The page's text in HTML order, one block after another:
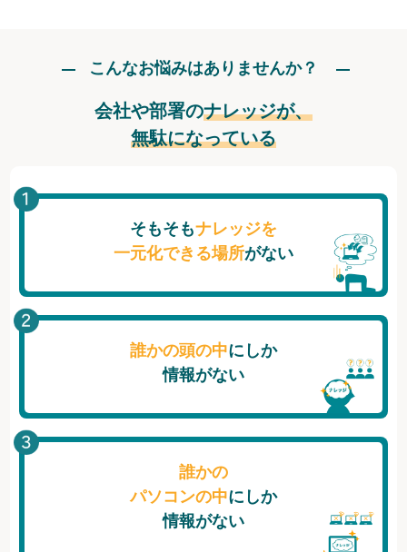
こんなお悩みはありませんか？
会社や部署のナレッジが、
無駄になっている
そもそもナレッジを
一元化できる場所がない
誰かの頭の中にしか
情報がない
誰かの
パソコンの中にしか
情報がない